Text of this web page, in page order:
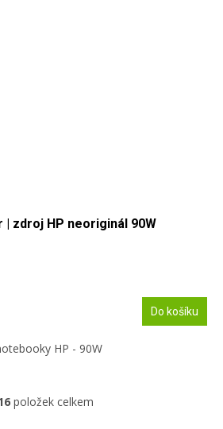
| zdroj HP neoriginál 90W
Do košíku
HP - 90W
O
položek celkem